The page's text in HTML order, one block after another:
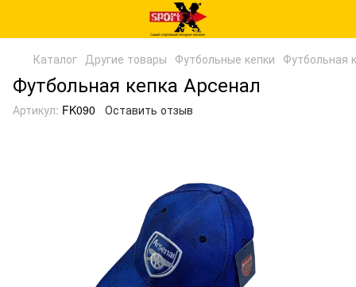
Каталог Другие товары Футбольные кепки Футбольная
Футбольная кепка Арсенал
Артикул: FK090 Оставить отзыв